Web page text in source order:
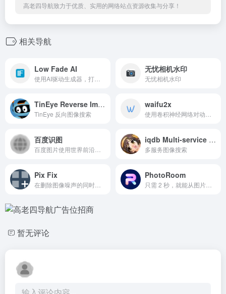
高老四导航致力于优质、实用的网络站点资源收集与分享！
相关导航
Low Fade AI 无忧相机水印
无忧相机水印
TinEye Reverse Image Search
TinEye 反向图像搜索
waifu2x
百度识图 iqdb Multi-service image search
多服务图像搜索
Pix Fix PhotoRoom
暂无评论